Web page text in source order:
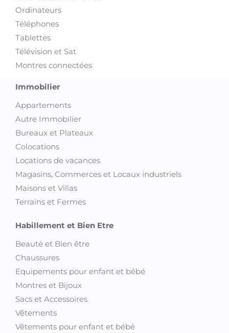
Tablettes
Télévision et Sat
Montres connectées
Immobilier
Autre Immobilier
Bureaux et Plateaux
Colocations
Locations de vacances
Magasins, Commerces et Locaux industriels
Maisons et Villas
Terrains et Fermes
Chaussures
Equipements pour enfant et bébé
Montres et Bijoux
Sacs et Accessoires
Vêtements
Vêtements pour enfant et bébé